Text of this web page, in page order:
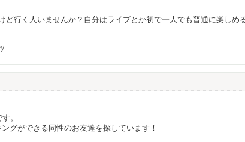
ど行く人いませんか？自分はライブとか初で一人でも普通に楽しめ
。
グができる同性のお友達を探しています！